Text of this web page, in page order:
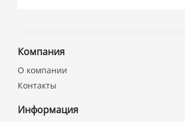
Компания
О компании
Контакты
Информация